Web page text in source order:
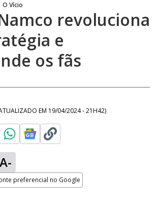
O Vício
revoluciona
e
os fãs
EM 19/04/2024 - 21H42)
A-
preferencial no Google